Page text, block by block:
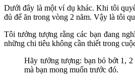
Dưới đây là một ví dụ khác. Khi tôi
đủ để ăn trong vòng 2 năm. Vậy là tôi
Tôi tưởng tượng rằng các bạn đang
những chi tiêu không cần thiết trong
Hãy tưởng tượng: bạn bỏ bớt 1,
mà bạn mong muốn trước đó.